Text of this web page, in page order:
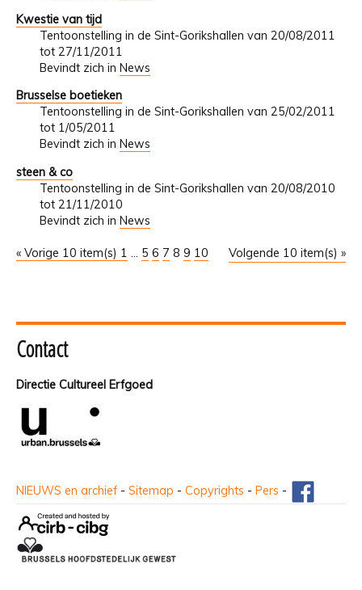
Kwestie van tijd
Tentoonstelling in de Sint-Gorikshallen van 20/08/2011
tot 27/11/2011
Bevindt zich in News
Brusselse boetieken
Tentoonstelling in de Sint-Gorikshallen van 25/02/2011
tot 1/05/2011
Bevindt zich in News
steen & co
Tentoonstelling in de Sint-Gorikshallen van 20/08/2010
tot 21/11/2010
Bevindt zich in News
« Vorige 10 item(s) Volgende 10 item(s) »
1 ... 5 6 7 8 9 10
Contact
Directie Cultureel Erfgoed
NIEUWS en archief - Sitemap - Copyrights - Pers -